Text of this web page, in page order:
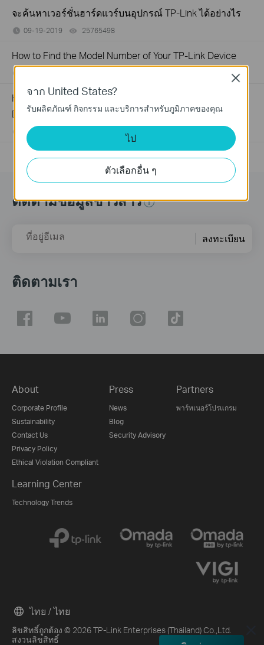
จะค้นหาเวอร์ชั่นฮาร์ดแวร์บนอุปกรณ์ TP-Link ได้อย่างไร
09-19-2019 25765498
How to Find the Model Number of Your TP-Link Device
How to Find the Serial Number (S/N) on Your TP-Link
Device
03-19-2013
ติดตามข้อมูลข่าวสาร
ที่อยู่อีเมล ลงทะเบียน
ติดตามเรา
About
Corporate Profile
Sustainability
Contact Us
Privacy Policy
Ethical Violation Compliant
Press
News
Blog
Security Advisory
Partners
พาร์ทเนอร์โปรแกรม
Learning Center
Technology Trends
ลิขสิทธิ์ถูกต้อง © 2026 TP-Link Enterprises (Thailand) Co.,Ltd.
สงวนลิขสิทธิ์
ไทย / ไทย
จาก United States?
รับผลิตภัณฑ์ กิจกรรม และบริการสำหรับภูมิภาคของคุณ
ไป
ตัวเลือกอื่น ๆ
Close